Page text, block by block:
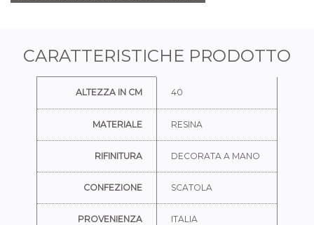
CARATTERISTICHE PRODOTTO
ALTEZZA IN CM 40
MATERIALE RESINA
RIFINITURA DECORATA A MANO
CONFEZIONE SCATOLA
PROVENIENZA ITALIA